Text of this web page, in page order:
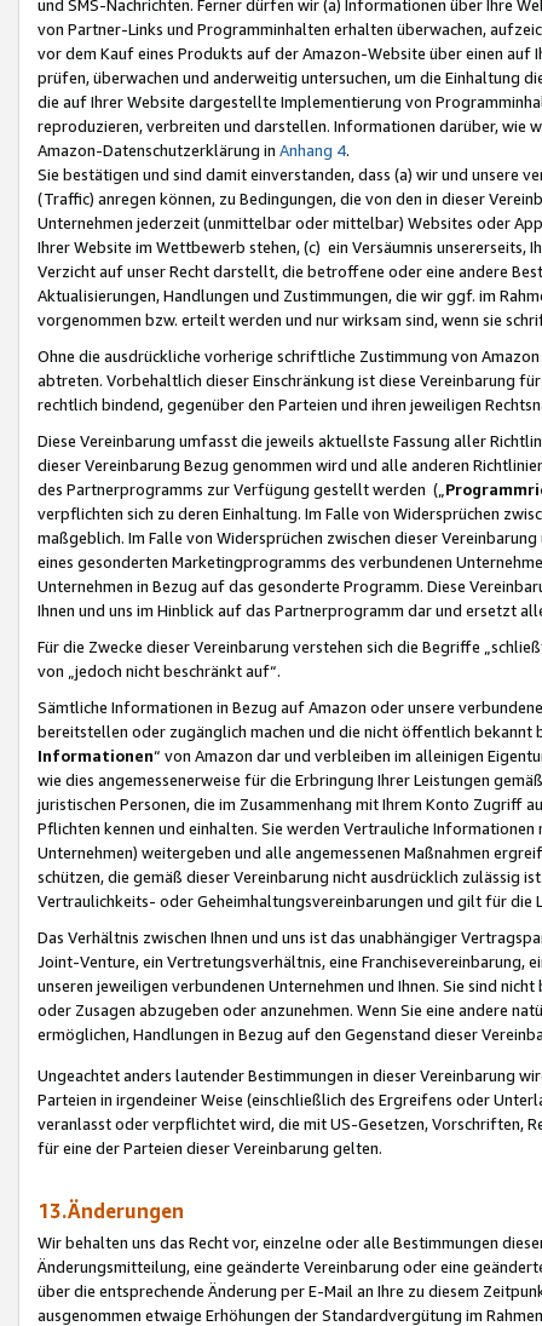
und SMS-Nachrichten. Ferner dürfen wir (a) Informationen über Ihre
von Partner-Links und Programminhalten erhalten überwachen,
vor dem Kauf eines Produkts auf der Amazon-Website über einen
prüfen, überwachen und anderweitig untersuchen, um die Einhaltung
die auf Ihrer Website dargestellte Implementierung von
reproduzieren, verbreiten und darstellen. Informationen darüber, wie
Amazon-Datenschutzerklärung in Anhang 4.
Sie bestätigen und sind damit einverstanden, dass (a) wir und
(Traffic) anregen können, zu Bedingungen, die von den in dieser
Unternehmen jederzeit (unmittelbar oder mittelbar) Websites oder
Ihrer Website im Wettbewerb stehen, (c) ein Versäumnis unsererseits,
Verzicht auf unser Recht darstellt, die betroffene oder eine andere
Aktualisierungen, Handlungen und Zustimmungen, die wir ggf. im
vorgenommen bzw. erteilt werden und nur wirksam sind, wenn sie
Ohne die ausdrückliche vorherige schriftliche Zustimmung von
abtreten. Vorbehaltlich dieser Einschränkung ist diese Vereinbarung
rechtlich bindend, gegenüber den Parteien und ihren jeweiligen
Diese Vereinbarung umfasst die jeweils aktuellste Fassung aller
dieser Vereinbarung Bezug genommen wird und alle anderen
des Partnerprogramms zur Verfügung gestellt werden („
verpflichten sich zu deren Einhaltung. Im Falle von Widersprüchen
maßgeblich. Im Falle von Widersprüchen zwischen dieser
eines gesonderten Marketingprogramms des verbundenen
Unternehmen in Bezug auf das gesonderte Programm. Diese
Ihnen und uns im Hinblick auf das Partnerprogramm dar und ersetzt
Für die Zwecke dieser Vereinbarung verstehen sich die Begriffe
von „jedoch nicht beschränkt auf“.
Sämtliche Informationen in Bezug auf Amazon oder unsere
bereitstellen oder zugänglich machen und die nicht öffentlich
Informationen“ von Amazon dar und verbleiben im alleinigen
wie dies angemessenerweise für die Erbringung Ihrer Leistungen
juristischen Personen, die im Zusammenhang mit Ihrem Konto
Pflichten kennen und einhalten. Sie werden Vertrauliche
Unternehmen) weitergeben und alle angemessenen Maßnahmen
schützen, die gemäß dieser Vereinbarung nicht ausdrücklich zulässig
Vertraulichkeits- oder Geheimhaltungsvereinbarungen und gilt für die
Das Verhältnis zwischen Ihnen und uns ist das unabhängiger
Joint-Venture, ein Vertretungsverhältnis, eine Franchisevereinbarung,
unseren jeweiligen verbundenen Unternehmen und Ihnen. Sie sind
oder Zusagen abzugeben oder anzunehmen. Wenn Sie eine andere
ermöglichen, Handlungen in Bezug auf den Gegenstand dieser
Ungeachtet anders lautender Bestimmungen in dieser Vereinbarung
Parteien in irgendeiner Weise (einschließlich des Ergreifens oder
veranlasst oder verpflichtet wird, die mit US-Gesetzen, Vorschriften,
für eine der Parteien dieser Vereinbarung gelten.
13.Änderungen
Wir behalten uns das Recht vor, einzelne oder alle Bestimmungen
Änderungsmitteilung, eine geänderte Vereinbarung oder eine
über die entsprechende Änderung per E-Mail an Ihre zu diesem
ausgenommen etwaige Erhöhungen der Standardvergütung im